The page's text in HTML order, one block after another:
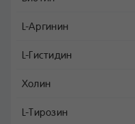
L-Аргинин
L-Гистидин
Холин
L-Тирозин